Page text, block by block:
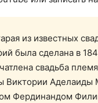
из известных
была сделана в
свадьба
Виктории Аделаиды
Фердинандом